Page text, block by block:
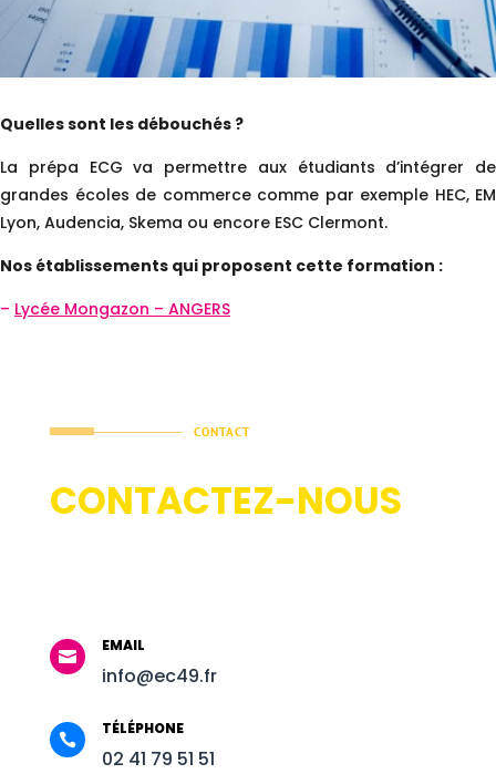
Quelles sont les débouchés ?
La prépa ECG va permettre aux étudiants d’intégrer de
grandes écoles de commerce comme par exemple HEC, EM
Lyon, Audencia, Skema ou encore ESC Clermont.
Nos établissements qui proposent cette formation :
– Lycée Mongazon – ANGERS
CONTACT
CONTACTEZ-NOUS

EMAIL
info@ec49.fr

TÉLÉPHONE
02 41 79 51 51